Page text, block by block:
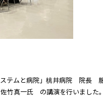
テムと病院」桃井病院 院長
真一氏 の講演を行いました。